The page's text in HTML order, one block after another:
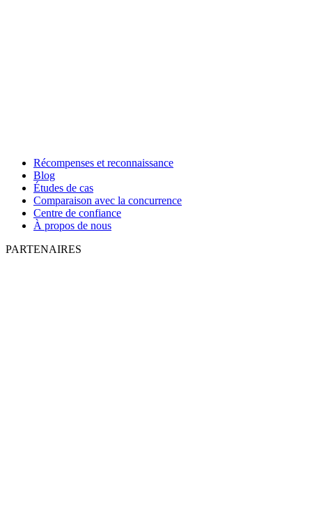
Récompenses et reconnaissance
Blog
Études de cas
Comparaison avec la concurrence
Centre de confiance
À propos de nous
PARTENAIRES